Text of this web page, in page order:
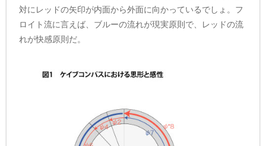
対にレッドの矢印が内面から外面に向かっているでしょ。フ
ロイト流に言えば、ブルーの流れが現実原則で、レッドの流
れが快感原則だ。